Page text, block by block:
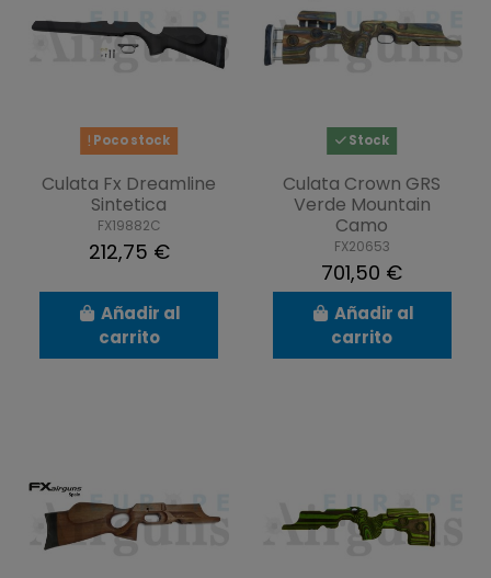
Poco stock
Culata Fx Dreamline
Sintetica
FX19882C
212,75 €
Añadir al
carrito
Stock
Culata Crown GRS
Verde Mountain
Camo
FX20653
701,50 €
Añadir al
carrito